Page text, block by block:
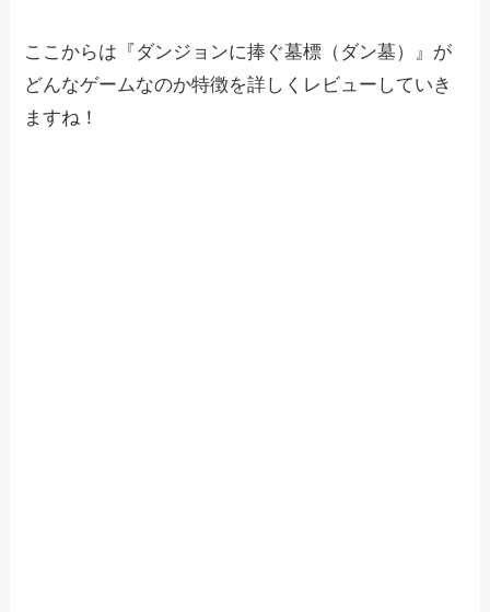
ここからは『ダンジョンに捧ぐ墓標（ダン墓）』が
どんなゲームなのか特徴を詳しくレビューしていき
ますね！